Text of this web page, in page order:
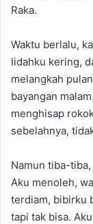
Raka.
Waktu berlalu,
lidahku kering,
melangkah
bayangan
menghisap
sebelahnya,
Namun tiba-
Aku menoleh,
terdiam, bibirku
tapi tak bisa.